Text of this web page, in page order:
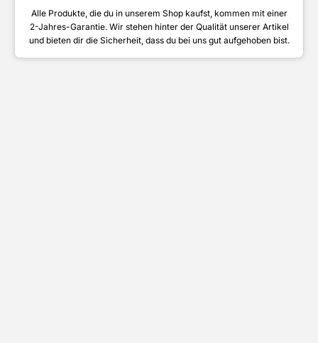
Alle Produkte, die du in unserem Shop kaufst, kommen mit einer
2-Jahres-Garantie. Wir stehen hinter der Qualität unserer Artikel
und bieten dir die Sicherheit, dass du bei uns gut aufgehoben bist.